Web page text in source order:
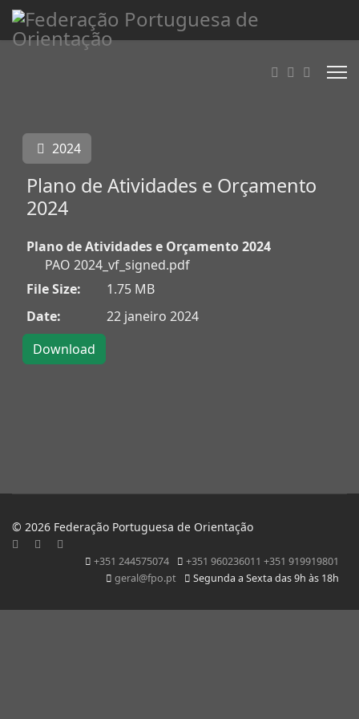
2024
Plano de Atividades e Orçamento
2024
Plano de Atividades e Orçamento 2024
PAO 2024_vf_signed.pdf
File Size:
1.75 MB
Date:
22 janeiro 2024
© 2026 Federação Portuguesa de Orientação
+351 244575074
+351 960236011 +351 919919801
geral@fpo.pt
Segunda a Sexta das 9h às 18h